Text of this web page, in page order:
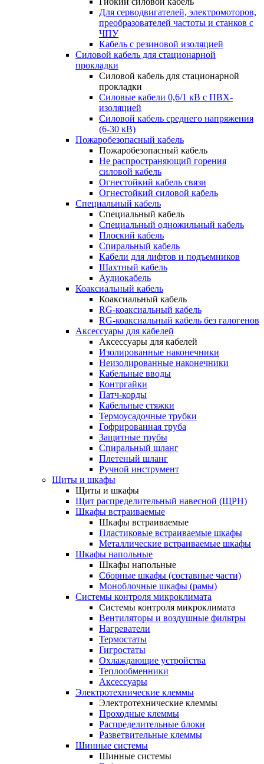
Для серводвигателей, электромоторов,
преобразователей частоты и станков с
ЧПУ
Кабель с резиновой изоляцией
Силовой кабель для стационарной
прокладки
Силовой кабель для стационарной
прокладки
Силовые кабели 0,6/1 кВ с ПВХ-
изоляцией
Силовой кабель среднего напряжения
(6-30 кВ)
Пожаробезопасный кабель
Пожаробезопасный кабель
Не распространяющий горения
силовой кабель
Огнестойкий кабель связи
Огнестойкий силовой кабель
Специальный кабель
Специальный кабель
Специальный одножильный кабель
Плоский кабель
Спиральный кабель
Кабели для лифтов и подъемников
Шахтный кабель
Аудиокабель
Коаксиальный кабель
Коаксиальный кабель
RG-коаксиальный кабель
RG-коаксиальный кабель без галогенов
Аксессуары для кабелей
Аксессуары для кабелей
Изолированные наконечники
Неизолированные наконечники
Кабельные вводы
Контргайки
Патч-корды
Кабельные стяжки
Термоусадочные трубки
Гофрированная труба
Защитные трубы
Спиральный шланг
Плетеный шланг
Ручной инструмент
Щиты и шкафы
Щиты и шкафы
Щит распределительный навесной (ЩРН)
Шкафы встраиваемые
Шкафы встраиваемые
Пластиковые встраиваемые шкафы
Металлические встраиваемые шкафы
Шкафы напольные
Шкафы напольные
Сборные шкафы (составные части)
Моноблочные шкафы (рамы)
Системы контроля микроклимата
Системы контроля микроклимата
Вентиляторы и воздушные фильтры
Нагреватели
Термостаты
Гигростаты
Охлаждающие устройства
Теплообменники
Аксессуары
Электротехнические клеммы
Электротехнические клеммы
Проходные клеммы
Распределительные блоки
Разветвительные клеммы
Шинные системы
Шинные системы